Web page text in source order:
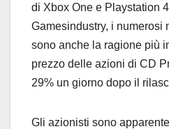
di Xbox One e Playstation
Gamesindustry, i numerosi
sono anche la ragione più
prezzo delle azioni di CD
29% un giorno dopo il
Gli azionisti sono